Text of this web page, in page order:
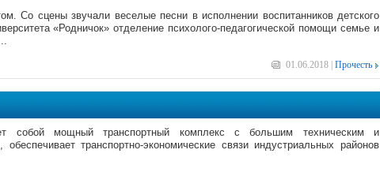
Со сцены звучали веселые песни в исполнении воспитанников детского
«Родничок» отделение психолого-педагогической помощи семье и
01.06.2018 | Прочесть
собой мощный транспортный комплекс с большим техническим и
транспортно-экономические связи индустриальных районов